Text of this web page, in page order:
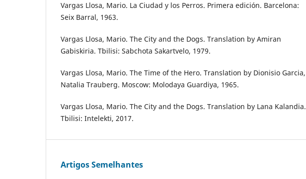
Vargas Llosa, Mario. La Ciudad y los Perros. Primera edición. Barcelona:
Seix Barral, 1963.
Vargas Llosa, Mario. The City and the Dogs. Translation by Amiran
Gabiskiria. Tbilisi: Sabchota Sakartvelo, 1979.
Vargas Llosa, Mario. The Time of the Hero. Translation by Dionisio Garcia,
Natalia Trauberg. Moscow: Molodaya Guardiya, 1965.
Vargas Llosa, Mario. The City and the Dogs. Translation by Lana Kalandia.
Tbilisi: Intelekti, 2017.
Artigos Semelhantes